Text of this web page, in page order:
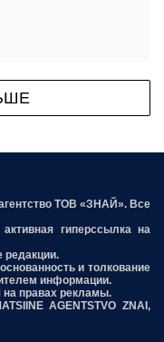
ТОВ «ЗНАЙ». Все
гиперссылка на
редакции.
и толкование
информации.
на правах рекламы.
AGENTSTVO ZNAI,